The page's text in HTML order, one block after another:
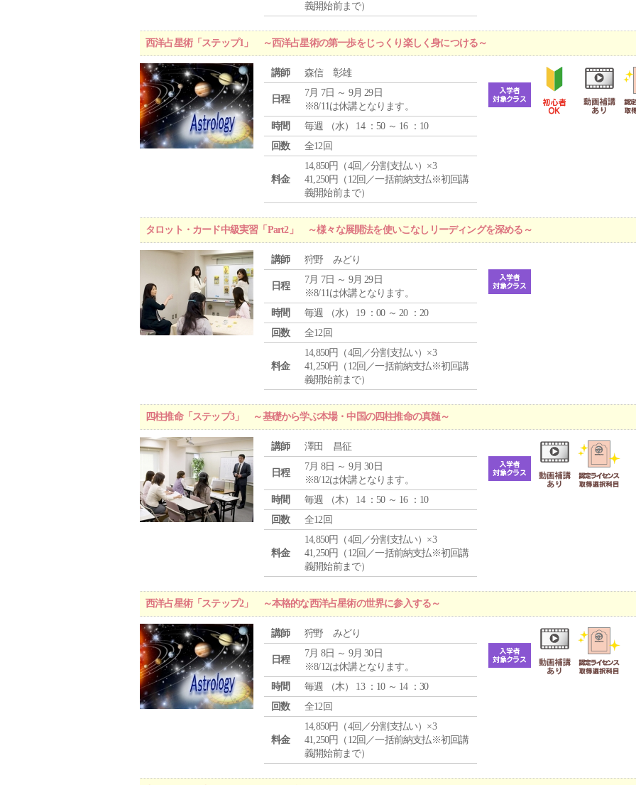
義開始前まで）
西洋占星術「ステップ1」 ～西洋占星術の第一歩をじっくり楽しく身につける～
講師 森信 彰雄
日程
7月 7日 ～ 9月 29日
※8/11は休講となります。
時間
毎週 （水） 14 ：50 ～ 16 ：10
回数
全12回
料金
14,850円（4回／分割支払い）×3
41,250円（12回／一括前納支払※初回講
義開始前まで）
タロット・カード中級実習「Part2」 ～様々な展開法を使いこなしリーディングを深める～
講師 狩野 みどり
日程
7月 7日 ～ 9月 29日
※8/11は休講となります。
時間
毎週 （水） 19 ：00 ～ 20 ：20
回数
全12回
料金
14,850円（4回／分割支払い）×3
41,250円（12回／一括前納支払※初回講
義開始前まで）
四柱推命「ステップ3」 ～基礎から学ぶ本場・中国の四柱推命の真髄～
講師 澤田 昌征
日程
7月 8日 ～ 9月 30日
※8/12は休講となります。
時間
毎週 （木） 14 ：50 ～ 16 ：10
回数
全12回
料金
14,850円（4回／分割支払い）×3
41,250円（12回／一括前納支払※初回講
義開始前まで）
西洋占星術「ステップ2」 ～本格的な西洋占星術の世界に参入する～
講師 狩野 みどり
日程
7月 8日 ～ 9月 30日
※8/12は休講となります。
時間
毎週 （木） 13 ：10 ～ 14 ：30
回数
全12回
料金
14,850円（4回／分割支払い）×3
41,250円（12回／一括前納支払※初回講
義開始前まで）